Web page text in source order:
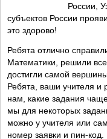
России,
субъектов России
это здорово!
Ребята отлично
Математики, решили
достигли самой
Ребята, ваши учителя и
нам, какие задания
мы для некоторых
можно у учителя или
номер заявки и пин-